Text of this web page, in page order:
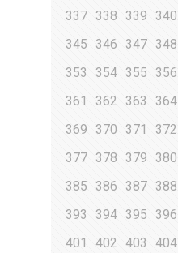
337 338 339 340
345
346 347 348
353
354 355 356
361
362 363 364
369
370 371 372
377 378 379 380
385
386 387 388
393
394 395 396
401
402 403 404